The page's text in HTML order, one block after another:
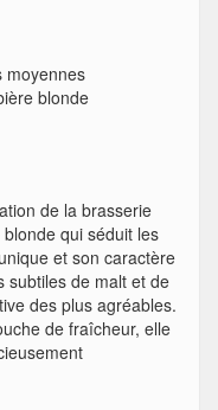
moyennes
blonde
de la brasserie
qui séduit les
et son caractère
subtiles de malt et de
des plus agréables.
de fraîcheur, elle